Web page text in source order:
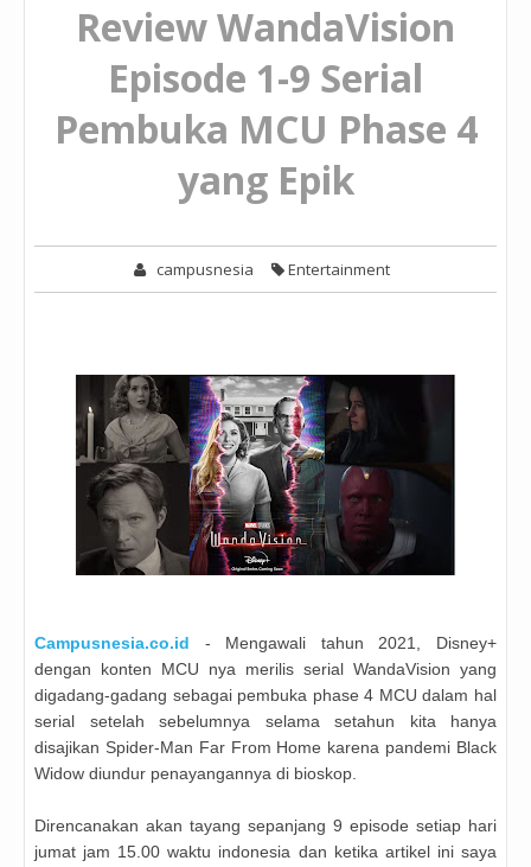
Review WandaVision
Episode 1-9 Serial
Pembuka MCU Phase 4
yang Epik
campusnesia Entertainment
Campusnesia.co.id - Mengawali tahun 2021, Disney+
dengan konten MCU nya merilis serial WandaVision yang
digadang-gadang sebagai pembuka phase 4 MCU dalam hal
serial setelah sebelumnya selama setahun kita hanya
disajikan Spider-Man Far From Home karena pandemi Black
Widow diundur penayangannya di bioskop.
Direncanakan akan tayang sepanjang 9 episode setiap hari
jumat jam 15.00 waktu indonesia dan ketika artikel ini saya